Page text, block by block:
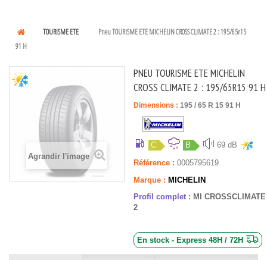
TOURISME ETE
Pneu TOURISME ETE MICHELIN CROSS CLIMATE 2 : 195/65r15
91 H
Agrandir l'image
PNEU TOURISME ETE MICHELIN
CROSS CLIMATE 2 : 195/65R15 91 H
Dimensions : 195 / 65 R 15 91 H
C B 69 dB
Référence : 0005795619
Marque : MICHELIN
Profil complet : MI CROSSCLIMATE
2
En stock - Express 48H / 72H